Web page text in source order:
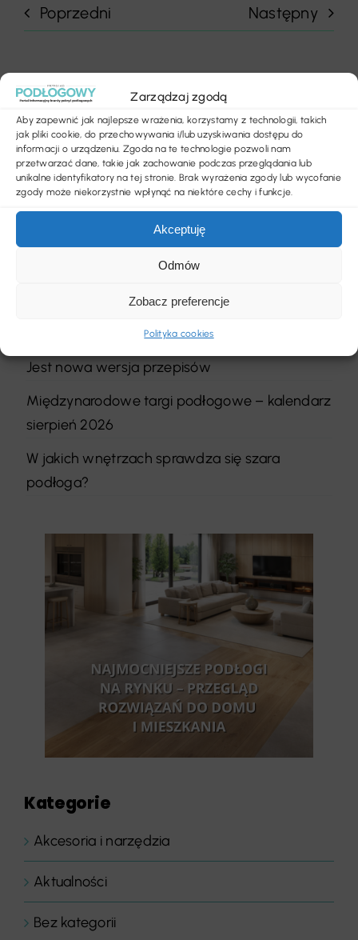
Zarządzaj zgodą
Aby zapewnić jak najlepsze wrażenia, korzystamy z technologii, takich
jak pliki cookie, do przechowywania i/lub uzyskiwania dostępu do
informacji o urządzeniu. Zgoda na te technologie pozwoli nam
przetwarzać dane, takie jak zachowanie podczas przeglądania lub
unikalne identyfikatory na tej stronie. Brak wyrażenia zgody lub wycofanie
zgody może niekorzystnie wpłynąć na niektóre cechy i funkcje.
Akceptuję
Odmów
Zobacz preferencje
Polityka cookies
Poprzedni Następny
Szukaj
Ostatnie wpisy
Jasna wykładzina w salonie? Tak, ale pod
pewnymi warunkami
Jawność cen – Prezydent podpisał ustawę
Więcej informacji dla kupujących mieszkania.
Jest nowa wersja przepisów
Międzynarodowe targi podłogowe – kalendarz
sierpień 2026
W jakich wnętrzach sprawdza się szara
podłoga?
Kategorie
Akcesoria i narzędzia
Aktualności
Bez kategorii